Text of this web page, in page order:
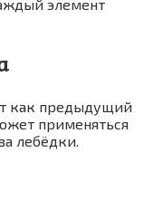
эле­мент
как преды­ду­щий
при­ме­нять­ся
лебёдки.